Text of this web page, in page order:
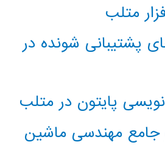
متلب
پشتیبانی شونده در
نویسی پایتون در متلب
جامع مهندسی ماشین